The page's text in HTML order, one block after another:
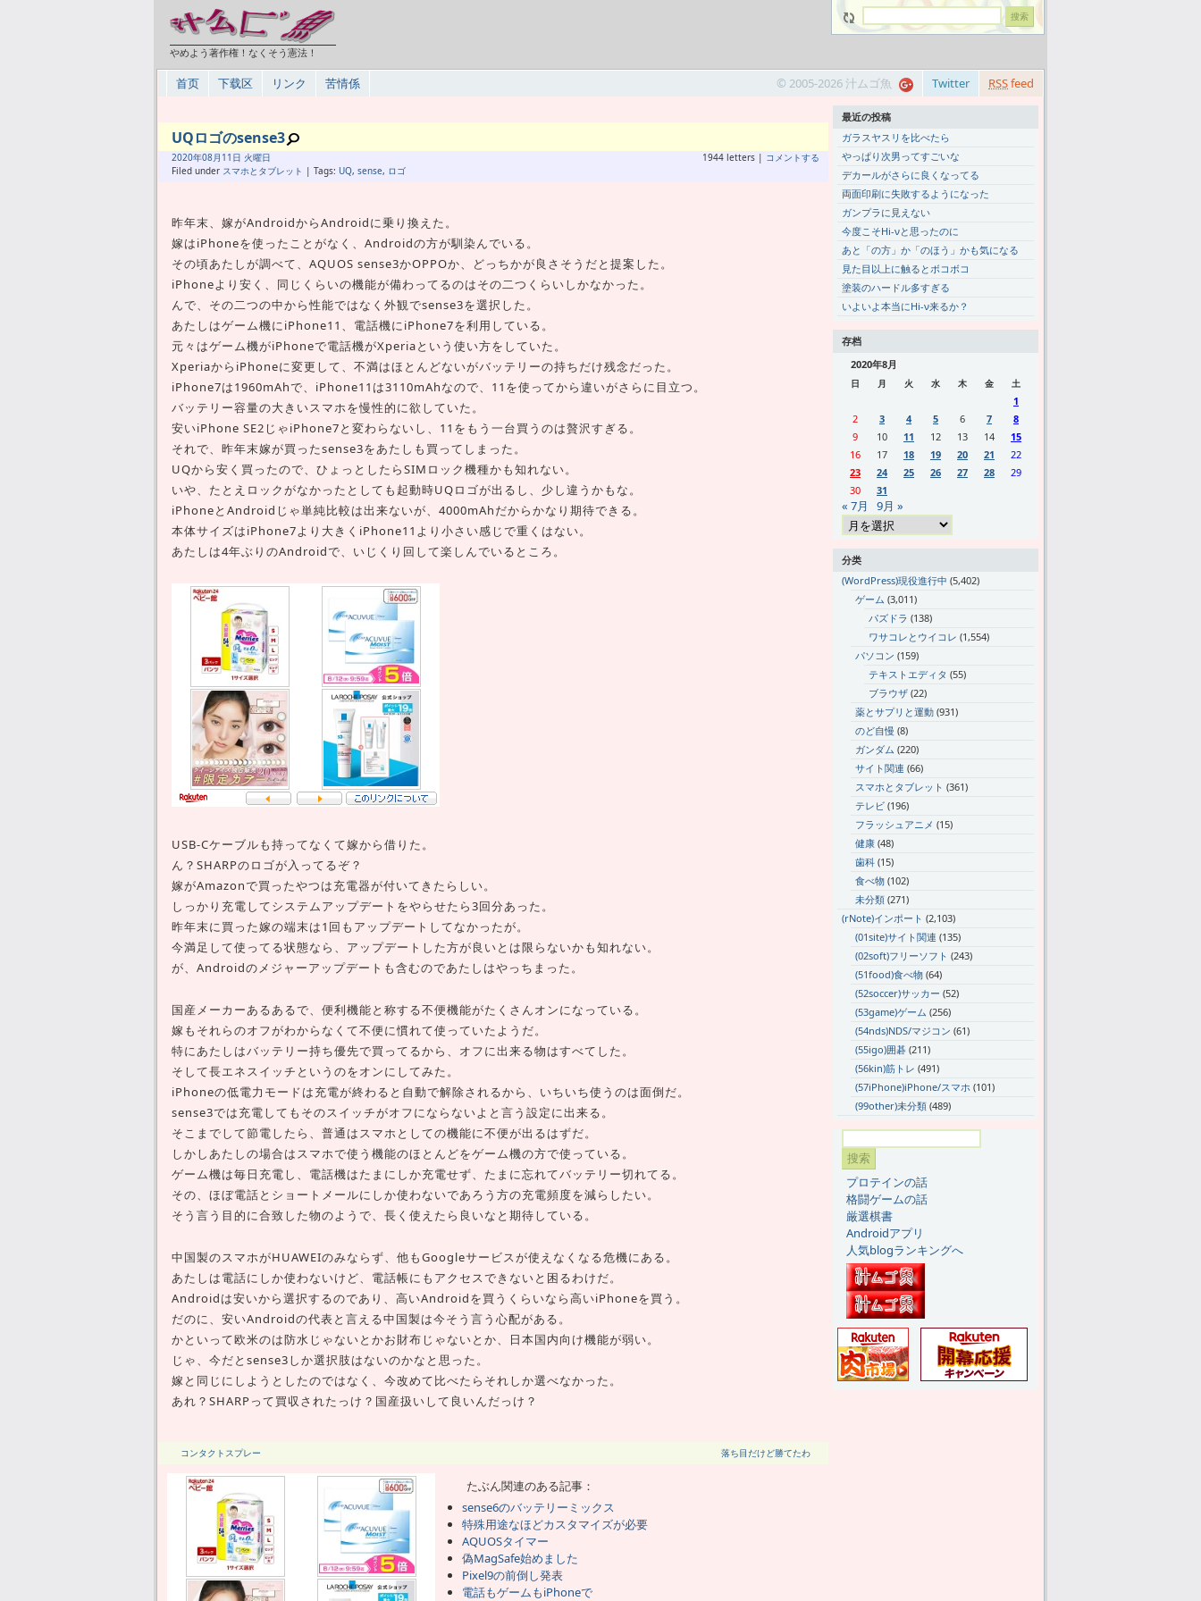
やめよう著作権！なくそう憲法！
首页 下载区 リンク 苦情係 RSSfeed
Twitter
© 2005-2026 汁ムゴ魚
UQロゴのsense3
2020年08月 11日 火曜日
Filed under スマホとタブレット | Tags: UQ, sense, ロゴ
1944 letters | コメントする
昨年末、嫁がAndroidからAndroidに乗り換えた。
嫁はiPhoneを使ったことがなく、Androidの方が馴染んでいる。
その頃あたしが調べて、AQUOS sense3かOPPOか、どっちかが良さそうだと提案した。
iPhoneより安く、同じくらいの機能が備わってるのはその二つくらいしかなかった。
んで、その二つの中から性能ではなく外観でsense3を選択した。
あたしはゲーム機にiPhone11、電話機にiPhone7を利用している。
元々はゲーム機がiPhoneで電話機がXperiaという使い方をしていた。
XperiaからiPhoneに変更して、不満はほとんどないがバッテリーの持ちだけ残念だった。
iPhone7は1960mAhで、iPhone11は3110mAhなので、11を使ってから違いがさらに目立つ。
バッテリー容量の大きいスマホを慢性的に欲していた。
安いiPhone SE2じゃiPhone7と変わらないし、11をもう一台買うのは贅沢すぎる。
それで、昨年末嫁が買ったsense3をあたしも買ってしまった。
UQから安く買ったので、ひょっとしたらSIMロック機種かも知れない。
いや、たとえロックがなかったとしても起動時UQロゴが出るし、少し違うかもな。
iPhoneとAndroidじゃ単純比較は出来ないが、4000mAhだからかなり期待できる。
本体サイズはiPhone7より大きくiPhone11より小さい感じで重くはない。
あたしは4年ぶりのAndroidで、いじくり回して楽しんでいるところ。
USB-Cケーブルも持ってなくて嫁から借りた。
ん？SHARPのロゴが入ってるぞ？
嫁がAmazonで買ったやつは充電器が付いてきたらしい。
しっかり充電してシステムアップデートをやらせたら3回分あった。
昨年末に買った嫁の端末は1回もアップデートしてなかったが。
今満足して使ってる状態なら、アップデートした方が良いとは限らないかも知れない。
が、Androidのメジャーアップデートも含むのであたしはやっちまった。
国産メーカーあるあるで、便利機能と称する不便機能がたくさんオンになっている。
嫁もそれらのオフがわからなくて不便に慣れて使っていたようだ。
特にあたしはバッテリー持ち優先で買ってるから、オフに出来る物はすべてした。
そして長エネスイッチというのをオンにしてみた。
iPhoneの低電力モードは充電が終わると自動で解除されるから、いちいち使うのは面倒だ。
sense3では充電してもそのスイッチがオフにならないよと言う設定に出来る。
そこまでして節電したら、普通はスマホとしての機能に不便が出るはずだ。
しかしあたしの場合はスマホで使う機能のほとんどをゲーム機の方で使っている。
ゲーム機は毎日充電し、電話機はたまにしか充電せず、たまに忘れてバッテリー切れてる。
その、ほぼ電話とショートメールにしか使わないであろう方の充電頻度を減らしたい。
そう言う目的に合致した物のようで、長く使えたら良いなと期待している。
中国製のスマホがHUAWEIのみならず、他もGoogleサービスが使えなくなる危機にある。
あたしは電話にしか使わないけど、電話帳にもアクセスできないと困るわけだ。
Androidは安いから選択するのであり、高いAndroidを買うくらいなら高いiPhoneを買う。
だのに、安いAndroidの代表と言える中国製は今そう言う心配がある。
かといって欧米のは防水じゃないとかお財布じゃないとか、日本国内向け機能が弱い。
じゃ、今だとsense3しか選択肢はないのかなと思った。
嫁と同じにしようとしたのではなく、今改めて比べたらそれしか選べなかった。
あれ？SHARPって買収されたっけ？国産扱いして良いんだっけ？
コンタクトスプレー 落ち目だけど勝てたわ
たぶん関連のある記事：
sense6のバッテリーミックス
特殊用途なほどカスタマイズが必要
AQUOSタイマー
偽MagSafe始めました
Pixel9の前倒し発表
電話もゲームもiPhoneで
最近の投稿
ガラスヤスリを比べたら
やっぱり次男ってすごいな
デカールがさらに良くなってる
両面印刷に失敗するようになった
ガンプラに見えない
今度こそHi-νと思ったのに
あと「の方」か「のほう」かも気になる
見た目以上に触るとボコボコ
塗装のハードル多すぎる
いよいよ本当にHi-ν来るか？
存档
2020年8月
日 月 火 水 木 金 土
1
2
3 4 5 6 7
8
9
10 11 12 13 14
15
16
17 18 19 20 21
22
23
24 25 26 27 28
29
30
31
« 7月 9月 »
分类
(WordPress)現役進行中 (5,402)
ゲーム (3,011)
パズドラ (138)
ワサコレとウイコレ (1,554)
パソコン (159)
テキストエディタ (55)
ブラウザ (22)
薬とサプリと運動 (931)
のど自慢 (8)
ガンダム (220)
サイト関連 (66)
スマホとタブレット (361)
テレビ (196)
フラッシュアニメ (15)
健康 (48)
歯科 (15)
食べ物 (102)
未分類 (271)
(rNote)インポート (2,103)
(01site)サイト関連 (135)
(02soft)フリーソフト (243)
(51food)食べ物 (64)
(52soccer)サッカー (52)
(53game)ゲーム (256)
(54nds)NDS/マジコン (61)
(55igo)囲碁 (211)
(56kin)筋トレ (491)
(57iPhone)iPhone/スマホ (101)
(99other)未分類 (489)
プロテインの話
格闘ゲームの話
厳選棋書
Androidアプリ
人気blogランキングへ